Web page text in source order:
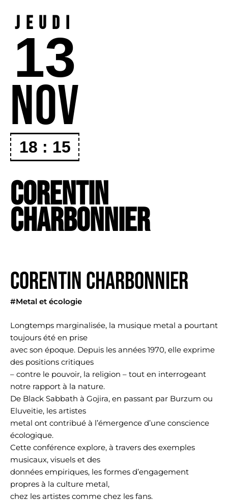
Jeudi
13
NOV
18 : 15
Corentin
Charbonnier
CORENTIN CHARBONNIER
#Metal et écologie
Longtemps marginalisée, la musique metal a pourtant
toujours été en prise
avec son époque. Depuis les années 1970, elle exprime
des positions critiques
– contre le pouvoir, la religion – tout en interrogeant
notre rapport à la nature.
De Black Sabbath à Gojira, en passant par Burzum ou
Eluveitie, les artistes
metal ont contribué à l’émergence d’une conscience
écologique.
Cette conférence explore, à travers des exemples
musicaux, visuels et des
données empiriques, les formes d’engagement
propres à la culture metal,
chez les artistes comme chez les fans.